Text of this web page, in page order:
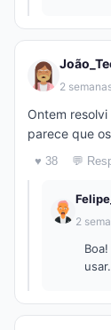
2
Ontem
parece que
♥ 38 💬
2
usar.